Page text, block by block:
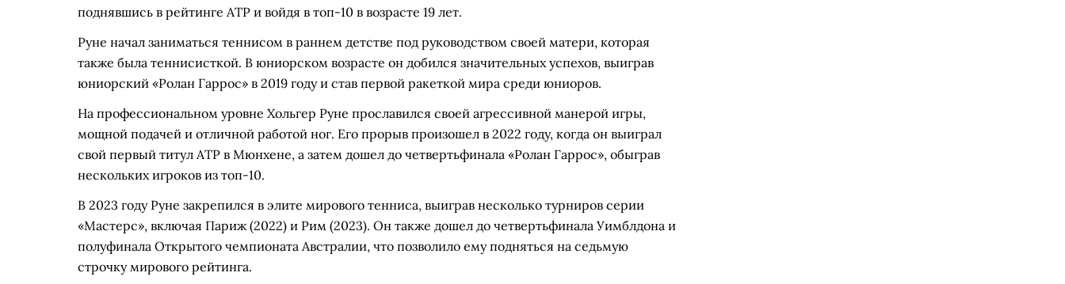
поднявшись в рейтинге ATP и войдя в топ-10 в возрасте 19 лет.
Руне начал заниматься теннисом в раннем детстве под руководством своей матери, которая
также была теннисисткой. В юниорском возрасте он добился значительных успехов, выиграв
юниорский «Ролан Гаррос» в 2019 году и став первой ракеткой мира среди юниоров.
На профессиональном уровне Хольгер Руне прославился своей агрессивной манерой игры,
мощной подачей и отличной работой ног. Его прорыв произошел в 2022 году, когда он выиграл
свой первый титул ATP в Мюнхене, а затем дошел до четвертьфинала «Ролан Гаррос», обыграв
нескольких игроков из топ-10.
В 2023 году Руне закрепился в элите мирового тенниса, выиграв несколько турниров серии
«Мастерс», включая Париж (2022) и Рим (2023). Он также дошел до четвертьфинала Уимблдона и
полуфинала Открытого чемпионата Австралии, что позволило ему подняться на седьмую
строчку мирового рейтинга.